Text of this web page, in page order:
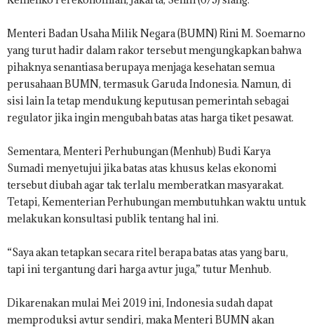
Menteri Badan Usaha Milik Negara (BUMN) Rini M. Soemarno
yang turut hadir dalam rakor tersebut mengungkapkan bahwa
pihaknya senantiasa berupaya menjaga kesehatan semua
perusahaan BUMN, termasuk Garuda Indonesia. Namun, di
sisi lain Ia tetap mendukung keputusan pemerintah sebagai
regulator jika ingin mengubah batas atas harga tiket pesawat.
Sementara, Menteri Perhubungan (Menhub) Budi Karya
Sumadi menyetujui jika batas atas khusus kelas ekonomi
tersebut diubah agar tak terlalu memberatkan masyarakat.
Tetapi, Kementerian Perhubungan membutuhkan waktu untuk
melakukan konsultasi publik tentang hal ini.
“Saya akan tetapkan secara ritel berapa batas atas yang baru,
tapi ini tergantung dari harga avtur juga,” tutur Menhub.
Dikarenakan mulai Mei 2019 ini, Indonesia sudah dapat
memproduksi avtur sendiri, maka Menteri BUMN akan